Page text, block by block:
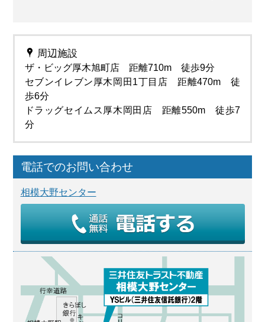
周辺施設
ザ・ビッグ厚木旭町店 距離710m 徒歩9分
セブンイレブン厚木岡田1丁目店 距離470m 徒
歩6分
ドラッグセイムス厚木岡田店 距離550m 徒歩7
分
電話でのお問い合わせ
相模大野センター